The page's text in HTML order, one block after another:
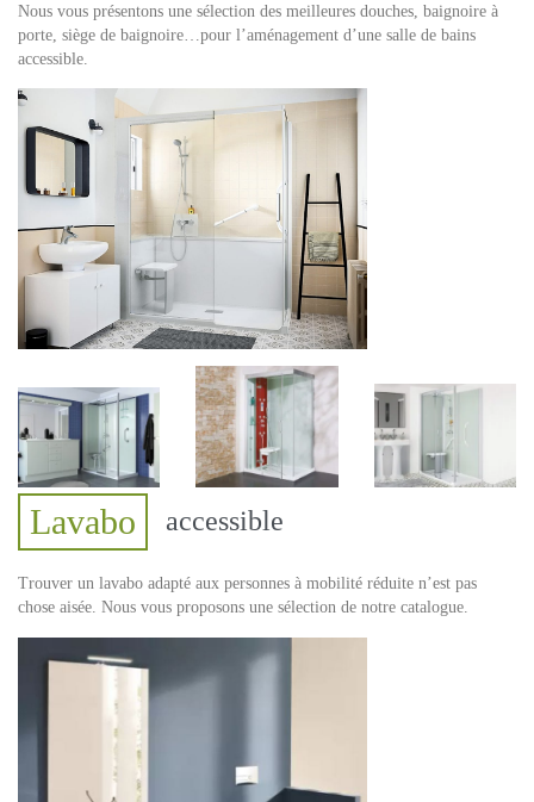
Nous vous présentons une sélection des meilleures douches, baignoire à
porte, siège de baignoire…pour l’aménagement d’une salle de bains
accessible.
Lavabo accessible
Trouver un lavabo adapté aux personnes à mobilité réduite n’est pas
chose aisée. Nous vous proposons une sélection de notre catalogue.